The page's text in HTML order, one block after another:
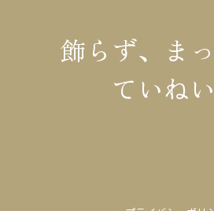
飾らず、まっ
ていね